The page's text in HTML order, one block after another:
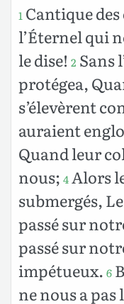
1 Cantique
l’Éternel qui
le dise! 2 Sans
protégea,
s’élevèrent
auraient
Quand leur
nous; 4Alors
submergés,
passé sur
passé sur
impétueux. 6
ne nous a